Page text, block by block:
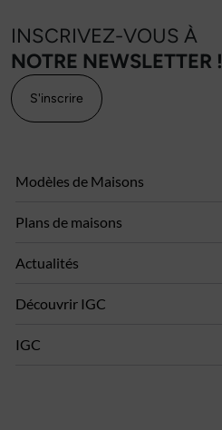
INSCRIVEZ-VOUS À
NOTRE NEWSLETTER !
S'inscrire
Modèles de Maisons
Plans de maisons
Actualités
Découvrir IGC
IGC